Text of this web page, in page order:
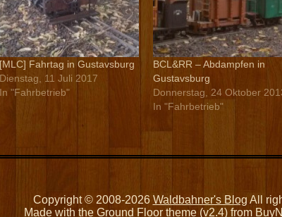
[MLC] Fahrtag in Gustavsburg
Dienstag, 11 Juli 2017
In "Fahrbetrieb"
BCL&RR – Abdampfen in
Gustavsburg
Donnerstag, 24 Oktober
In "Fahrbetrieb"
Copyright © 2008-2026 Waldbahner's Blog All
Made with the Ground Floor theme (v2.4) from